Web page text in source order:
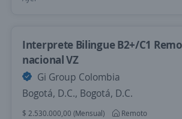
Interprete Bilingue B2+/C1
nacional VZ
Gi Group Colombia
Bogotá, D.C., Bogotá, D.C.
$ 2.530.000,00 (Mensual)
Remoto